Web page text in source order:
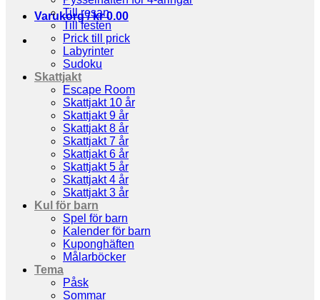
Varukorg /kr0.00
Till resan
Till festen
Prick till prick
Labyrinter
Sudoku
Skattjakt
Escape Room
Skattjakt 10 år
Skattjakt 9 år
Skattjakt 8 år
Skattjakt 7 år
Skattjakt 6 år
Skattjakt 5 år
Skattjakt 4 år
Skattjakt 3 år
Kul för barn
Spel för barn
Kalender för barn
Kuponghäften
Målarböcker
Tema
Påsk
Sommar